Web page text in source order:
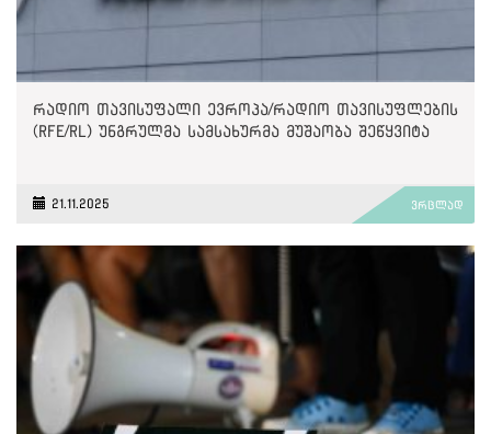
რადიო თავისუფალი ევროპა/რადიო თავისუფლების
(RFE/RL) უნგრულმა სამსახურმა მუშაობა შეწყვიტა
21.11.2025 ვრცლად